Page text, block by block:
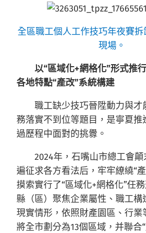
全區職工個人工作技巧年夜賽
現場。
以“區域化+網格化”形式推
各地特點“產改”系統構建
職工缺少技巧晉陞動力與才
務落實不到位等題目，是寧夏推
過歷程中面對的挑釁。
2024年，石嘴山市總工會
遍征求各方看法后，牢牢繚繞“
摸索實行了“區域化+網格化”任
縣（區）聚焦企業屬性、職工構
現實情形，依照財產園區、行業
將全市劃分為13個區域，并聯合